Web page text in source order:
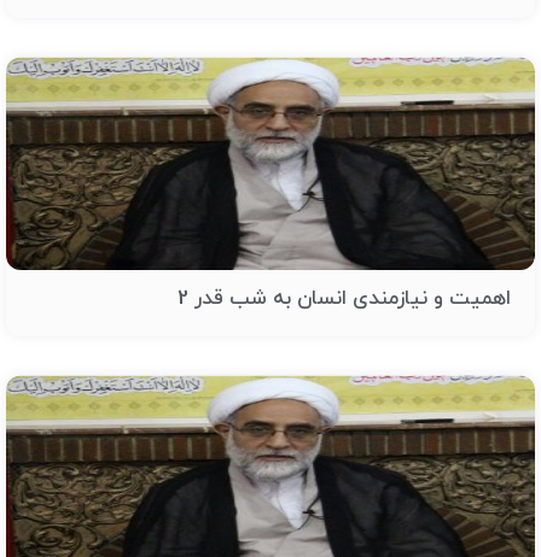
اهمیت و نیازمندی انسان به شب قدر 2